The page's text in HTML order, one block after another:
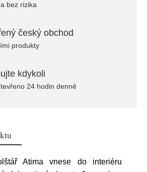
bez rizika
český obchod
produkty
kdykoli
24 hodin denně
Atima vnese do interiéru